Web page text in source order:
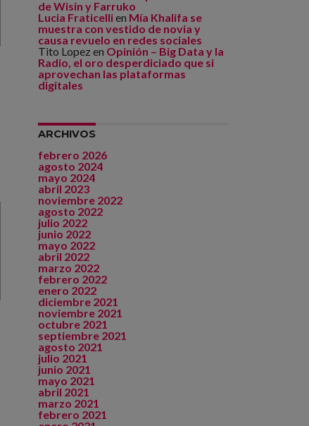
de Wisin y Farruko
Lucia Fraticellien Mía Khalifa se
muestra con vestido de novia y
causa revuelo en redes sociales
Tito Lopez en Opinión – Big Data y la
Radio, el oro desperdiciado que si
aprovechan las plataformas
digitales
ARCHIVOS
febrero 2026
agosto 2024
mayo 2024
abril 2023
noviembre 2022
agosto 2022
julio 2022
junio 2022
mayo 2022
abril 2022
marzo 2022
febrero 2022
enero 2022
diciembre 2021
noviembre 2021
octubre 2021
septiembre 2021
agosto 2021
julio 2021
junio 2021
mayo 2021
abril 2021
marzo 2021
febrero 2021